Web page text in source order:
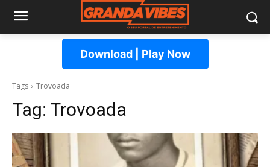
Download | Play Now
Tags Trovoada
Tag: Trovoada